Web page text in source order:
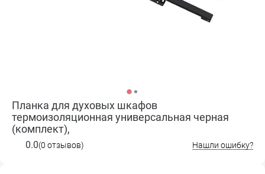
Планка для духовых шкафов
термоизоляционная универсальная черная
(комплект),
0.0(0 отзывов) Нашли ошибку?